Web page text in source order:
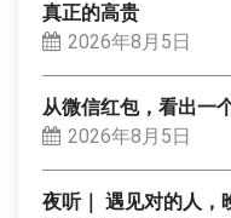
真正的高贵
2026年8月5日
从微信红包，看出一
2026年8月5日
夜听｜ 遇见对的人，